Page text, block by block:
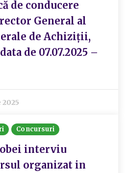
de conducere
General al
de Achiziții,
de 07.07.2025 –
2025
Concursuri
interviu
organizat in